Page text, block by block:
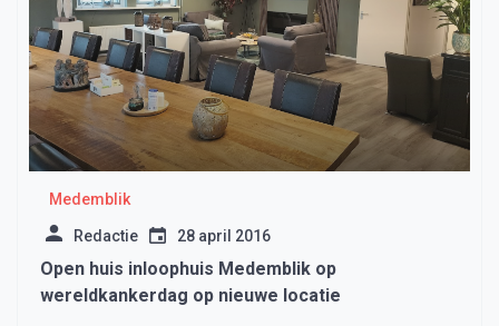
Medemblik
Redactie 28 april 2016
Open huis inloophuis Medemblik op
wereldkankerdag op nieuwe locatie